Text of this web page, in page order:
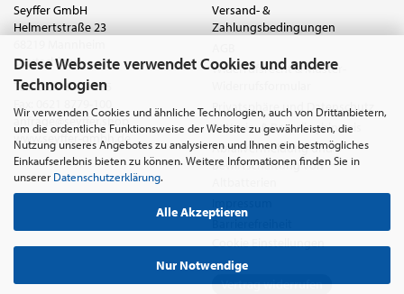
Diese Webseite verwendet Cookies und andere
Technologien
Wir verwenden Cookies und ähnliche Technologien, auch von Drittanbietern,
um die ordentliche Funktionsweise der Website zu gewährleisten, die
Nutzung unseres Angebotes zu analysieren und Ihnen ein bestmögliches
Einkaufserlebnis bieten zu können. Weitere Informationen finden Sie in
unserer Datenschutzerklärung.
Alle Akzeptieren
Nur Notwendige
Seyffer GmbH
Helmertstraße 23
Deutschland
Tel.:0621 8779-555
anfrage@seyffer.shop
www.seyffer-gmbh.de
Versand- &
Zahlungsbedingungen
Widerrufsrecht & Muster-
Privatsphäre und Datenschutz
Batterie- & Recyclinghinweis
Abfallvermeidung und
Bewirtschaftung von
Cookie Einstellungen
Vertrag widerrufen